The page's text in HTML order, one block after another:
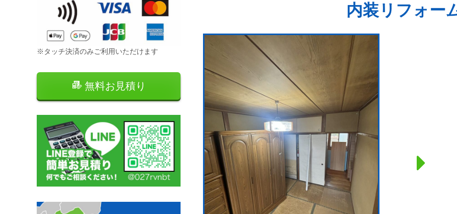
内装リフォー
※タッチ決済のみご利用いただけます
無料お見積り